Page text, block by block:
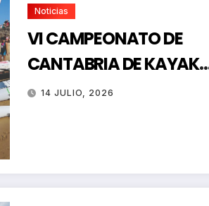
Noticias
VI CAMPEONATO DE
CANTABRIA DE KAYAK
DE MAR
14 JULIO, 2026